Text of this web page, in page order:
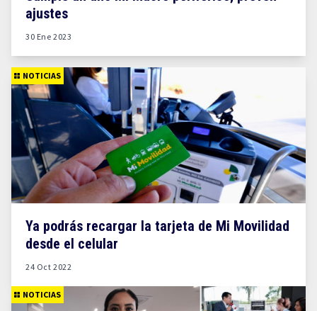
ajustes
30 Ene 2023
NOTICIAS
Ya podrás recargar la tarjeta de Mi Movilidad
desde el celular
24 Oct 2022
NOTICIAS